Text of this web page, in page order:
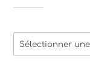
Thèmes
des